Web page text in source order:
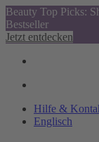
Beauty Top Picks:
Bestseller
Jetzt entdecken
Hilfe &
Englisch